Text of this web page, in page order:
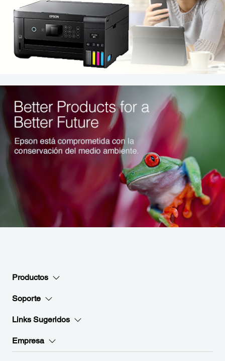
Productos
Soporte
Links Sugeridos
Empresa